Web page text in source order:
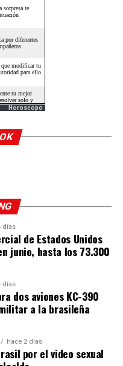
Horoscopo
días
de Estados Unidos
junio, hasta los 73.300
días
dos aviones KC-390
a la brasileña
hace 2 días
por el video sexual